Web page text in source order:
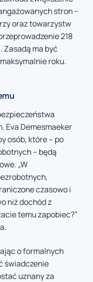
stron –
oraz towarzystw
218
ma być
roku.
Eva Demesmaeker
osób, które – po
– będą
„W
czasowo i
niż dochód z
temu zapobiec?”
o formalnych
świadczenie
uznany za